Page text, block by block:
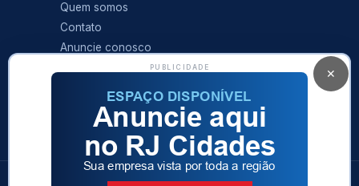
Quem somos
Contato
Anuncie conosco
privacidade
✕
PUBLICIDADE